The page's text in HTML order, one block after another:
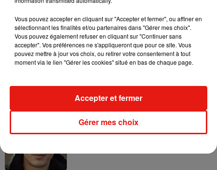
7 août 2026
Angèle et Amélie Lens dévoilent leur
Benny Blanco invite Selena Gomez et
Tiny Desk invite Charlie Puth pour une
Vous pouvez accepter en cliquant sur "Accepter et fermer", ou affiner en
sélectionnant les finalités et/ou partenaires dans "Gérer mes choix".
Vous pouvez également refuser en cliquant sur "Continuer sans
accepter". Vos préférences ne s'appliqueront que pour ce site. Vous
pouvez mettre à jour vos choix, ou retirer votre consentement à tout
moment via le lien "Gérer les cookies" situé en bas de chaque page.
Gérer mes choix
Accepter et fermer